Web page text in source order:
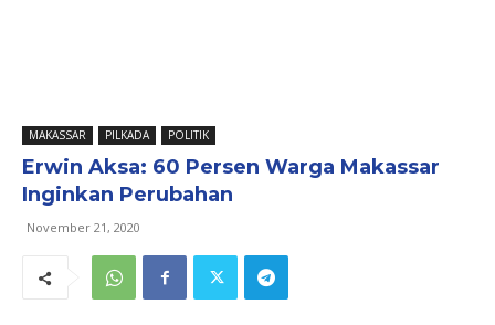
MAKASSAR PILKADA POLITIK
Erwin Aksa: 60 Persen Warga Makassar
Inginkan Perubahan
November 21, 2020